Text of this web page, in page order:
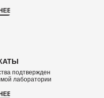
подтвержден
лаборатории